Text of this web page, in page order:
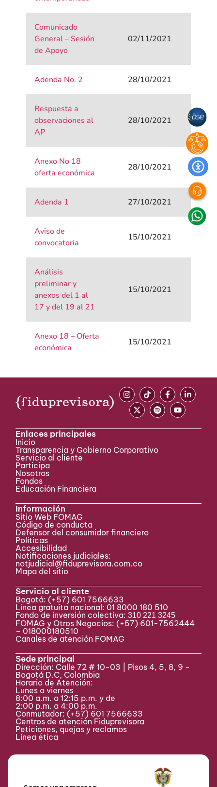
Comunicado
General – Sesión
de Apoyo
02/11/2021
Adenda No. 2 28/10/2021
Respuesta a
observaciones al
AP
28/10/2021
Anexo No 18
oferta económica
28/10/2021
Adenda 1 27/10/2021
Aviso de
convocatoria
15/10/2021
Análisis
preliminar y
anexos del 1 al
17 y del 19 al 21
15/10/2021
Anexo 18 – Oferta
económica
15/10/2021
Enlaces principales
Inicio
Transparencia y Gobierno Corporativo
Servicio al cliente
Participa ​
Nosotros
Fondos
Educación Financiera
Información
Sitio Web FOMAG
Código de conducta
Defensor del consumidor financiero
Políticas
Accesibilidad
Notificaciones judiciales:
notjudicial@fiduprevisora.com.co
Mapa del sitio
Servicio al cliente
Bogotá: (+57) 601 7566633
Línea gratuita nacional: 01 8000 180 510
Fondo de inversión colectiva:310 221 3245
FOMAG y Otros Negocios: (+57) 601-7562444
– 018000180510
Canales de atención FOMAG
Sede principal
Dirección: Calle 72 # 10-03 | Pisos 4, 5, 8, 9 -
Bogotá D.C, Colombia
Horario de Atención:
Lunes a viernes
8:00 a.m. a 12:15 p.m. y de
2:00 p.m. a 4:00 p.m.
Conmutador: (+57) 601 7566633
Centros de atención Fiduprevisora
Peticiones, quejas y reclamos
Línea ética